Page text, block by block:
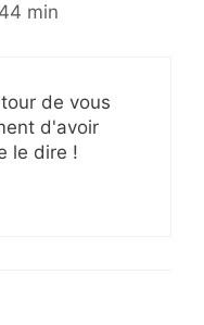
min
de vous
d'avoir
le dire !